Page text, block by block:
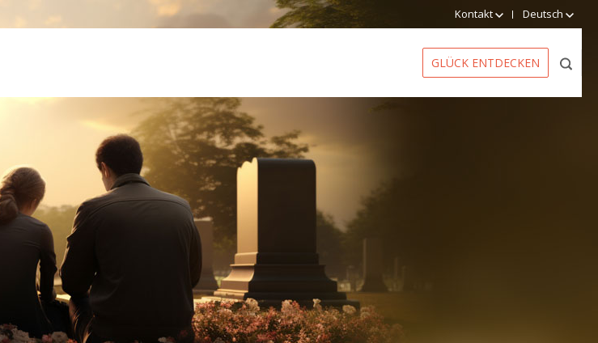
Kontakt Deutsch
GLÜCK ENTDECKEN